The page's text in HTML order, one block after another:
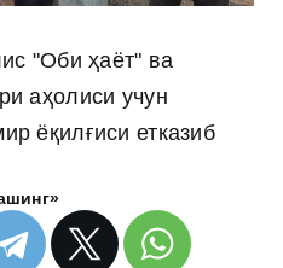
"Оби ҳаёт" ва
аҳолиси учун
ёқилғиси етказиб